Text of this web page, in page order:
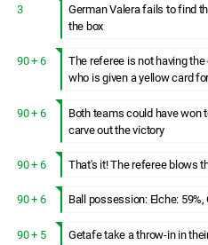
3
German Valera fails to find
the box
90 + 6
The referee is not having
who is given a yellow card
90 + 6
Both teams could have won
carve out the victory
90 + 6 That's it! The referee blows
90 + 6 Ball possession: Elche: 59%,
90 + 5 Getafe take a throw-in in